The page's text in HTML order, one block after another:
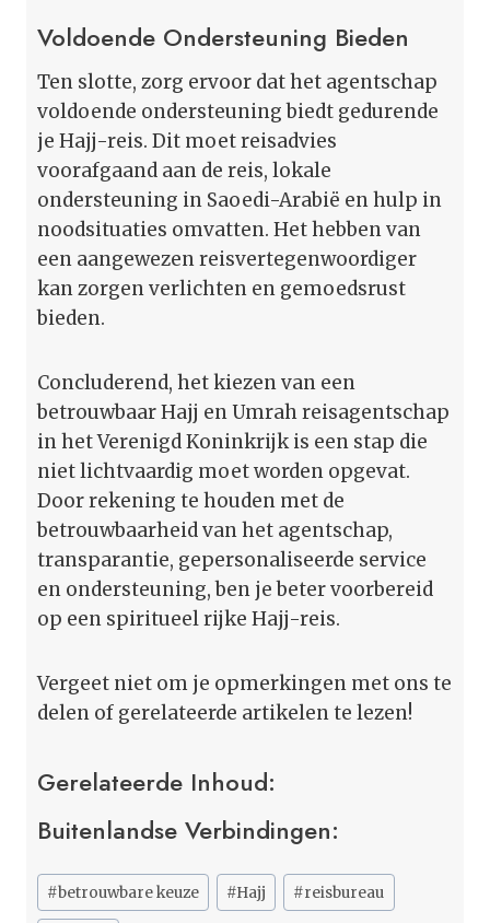
Voldoende Ondersteuning Bieden
Ten slotte, zorg ervoor dat het agentschap
voldoende ondersteuning biedt gedurende
je Hajj-reis. Dit moet reisadvies
voorafgaand aan de reis, lokale
ondersteuning in Saoedi-Arabië en hulp in
noodsituaties omvatten. Het hebben van
een aangewezen reisvertegenwoordiger
kan zorgen verlichten en gemoedsrust
bieden.
Concluderend, het kiezen van een
betrouwbaar Hajj en Umrah reisagentschap
in het Verenigd Koninkrijk is een stap die
niet lichtvaardig moet worden opgevat.
Door rekening te houden met de
betrouwbaarheid van het agentschap,
transparantie, gepersonaliseerde service
en ondersteuning, ben je beter voorbereid
op een spiritueel rijke Hajj-reis.
Vergeet niet om je opmerkingen met ons te
delen of gerelateerde artikelen te lezen!
Gerelateerde Inhoud:
Buitenlandse Verbindingen:
Bericht
tags:
#betrouwbare keuze #Hajj #reisbureau